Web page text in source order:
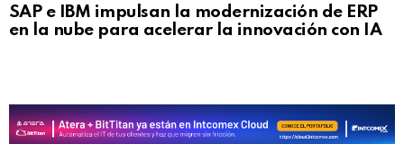
SAP e IBM impulsan la modernización de ERP
en la nube para acelerar la innovación con IA